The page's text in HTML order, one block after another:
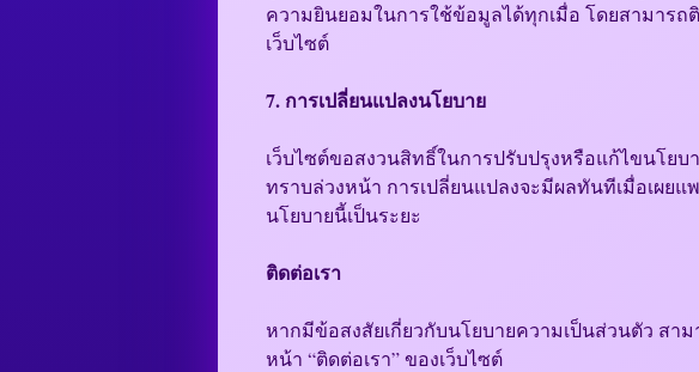
ความยินยอมในการใช้ข้อมูลได้ทุกเมื่อ โดยสามาร
เว็บไซต์
7. การเปลี่ยนแปลงนโยบาย
เว็บไซต์ขอสงวนสิทธิ์ในการปรับปรุงหรือแก้ไขนโย
ทราบล่วงหน้า การเปลี่ยนแปลงจะมีผลทันทีเมื่อเผย
นโยบายนี้เป็นระยะ
ติดต่อเรา
หากมีข้อสงสัยเกี่ยวกับนโยบายความเป็นส่วนตัว สา
หน้า “ติดต่อเรา” ของเว็บไซต์